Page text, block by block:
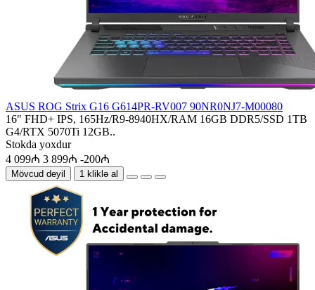
ASUS ROG Strix G16 G614PR-RV007 90NR0NJ7-M00080
16" FHD+ IPS, 165Hz/R9-8940HX/RAM 16GB DDR5/SSD 1TB
G4/RTX 5070Ti 12GB..
Stokda yoxdur
4 099₼ 3 899₼ -200₼
Mövcud deyil 1 kliklə al